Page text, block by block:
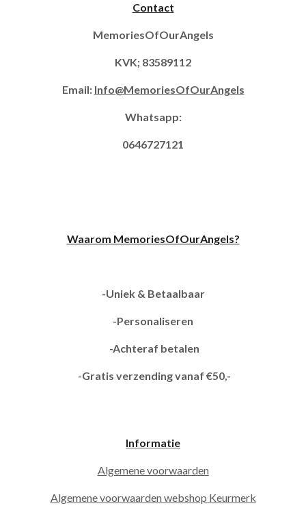
Contact
MemoriesOfOurAngels
KVK; 83589112
Email: Info@MemoriesOfOurAngels
Whatsapp:
0646727121
Waarom MemoriesOfOurAngels?
-Uniek & Betaalbaar
-Personaliseren
-Achteraf betalen
-Gratis verzending vanaf €50,-
Informatie
Algemene voorwaarden
Algemene voorwaarden webshop Keurmerk